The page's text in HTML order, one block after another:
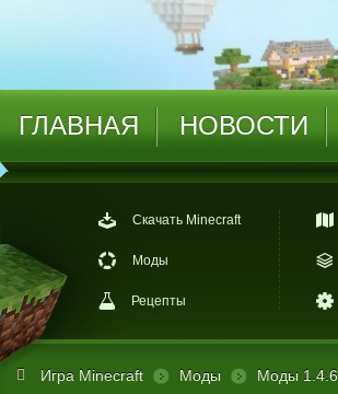
ГЛАВНАЯ НОВОСТИ
Скачать Minecraft
Моды
Рецепты
Игра Minecraft Моды Моды 1.4.6